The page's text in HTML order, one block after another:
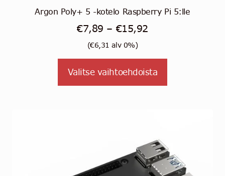
Argon Poly+ 5 -kotelo Raspberry Pi 5:lle
€7,89 – €15,92Hintaluokka:
-
€15,92
(€6,31 alv 0%)
Valitse vaihtoehdoista
tehdä
valinnat
tuotteen